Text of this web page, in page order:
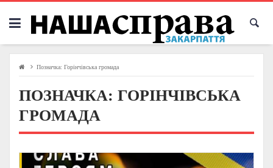
Skip
content
Позначка: Горінчівська громада
ПОЗНАЧКА: ГОРІНЧІВСЬКА
ГРОМАДА